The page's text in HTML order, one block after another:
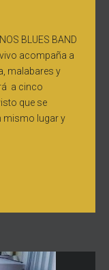
BLUES BAND
acompaña a
malabares y
a cinco
que se
mismo lugar y